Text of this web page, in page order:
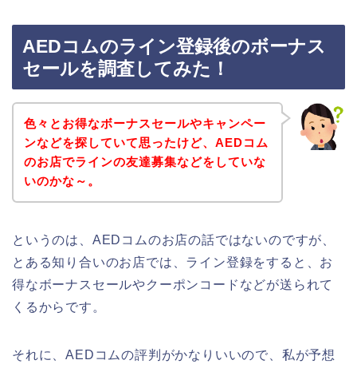
AEDコムのライン登録後のボーナス
セールを調査してみた！
色々とお得なボーナスセールやキャンペー
ンなどを探していて思ったけど、AEDコム
のお店でラインの友達募集などをしていな
いのかな～。
というのは、AEDコムのお店の話ではないのですが、
とある知り合いのお店では、ライン登録をすると、お
得なボーナスセールやクーポンコードなどが送られて
くるからです。
それに、AEDコムの評判がかなりいいので、私が予想